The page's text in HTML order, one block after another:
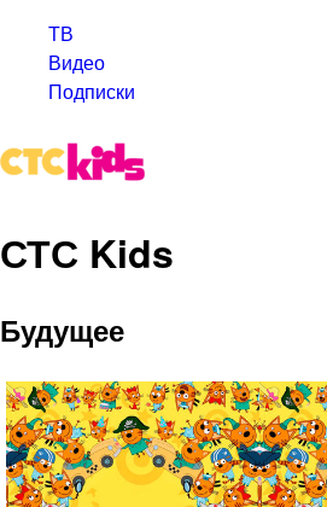
ТВ
Видео
Подписки
СТС Kids
Будущее